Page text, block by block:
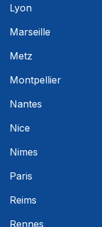
Lyon
Marseille
Metz
Montpellier
Nantes
Nice
Nimes
Paris
Reims
Rennes